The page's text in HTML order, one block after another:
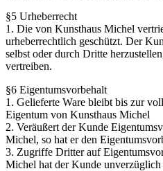
§5 Urheberrecht
1. Die von Kunsthaus Michel
urheberrechtlich geschützt. Der
selbst oder durch Dritte
vertreiben.
§6 Eigentumsvorbehalt
1. Gelieferte Ware bleibt bis zur
Eigentum von Kunsthaus Michel
2. Veräußert der Kunde
Michel, so hat er den
3. Zugriffe Dritter auf
Michel hat der Kunde unverzüglich